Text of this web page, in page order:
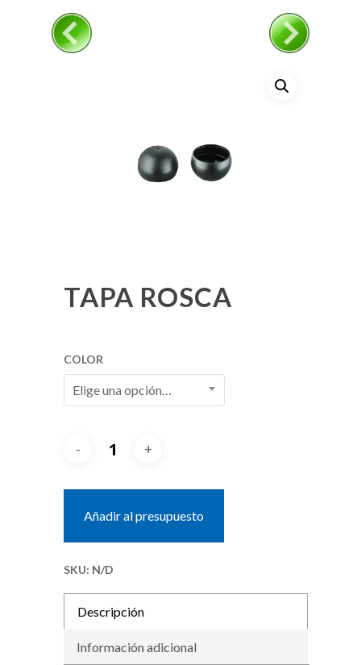
TAPA ROSCA
COLOR
Elige una opción…
Añadir al presupuesto
SKU: N/D
Descripción
Información adicional